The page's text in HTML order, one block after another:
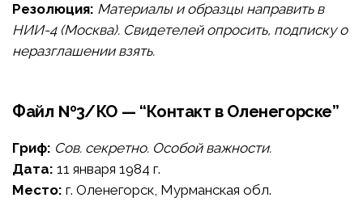
Резолюция: Материалы и образцы направить в
НИИ-4 (Москва). Свидетелей опросить, подписку о
неразглашении взять.
Файл №3/КО — “Контакт в Оленегорске”
Гриф: Сов. секретно. Особой важности.
Дата: 11 января 1984 г.
Место: г. Оленегорск, Мурманская обл.